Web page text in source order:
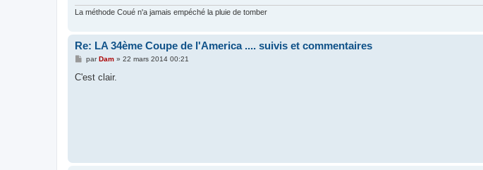
La méthode Coué n'a jamais empéché la pluie de tomber
Re: LA 34ème Coupe de l'America .... suivis et commentaires
M
s
par Dam» 22 mars 2014 00:21
C'est clair.